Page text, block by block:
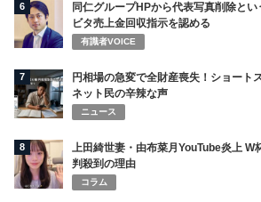
6
同仁グループHPから代表写真削除と
ビタ売上金回収指示を認める
有識者VOICE
7
円相場の急変で全財産喪失！ショート
ネット民の辛辣な声
ニュース
8
上田綺世妻・由布菜月YouTube炎上 W
判殺到の理由
コラム